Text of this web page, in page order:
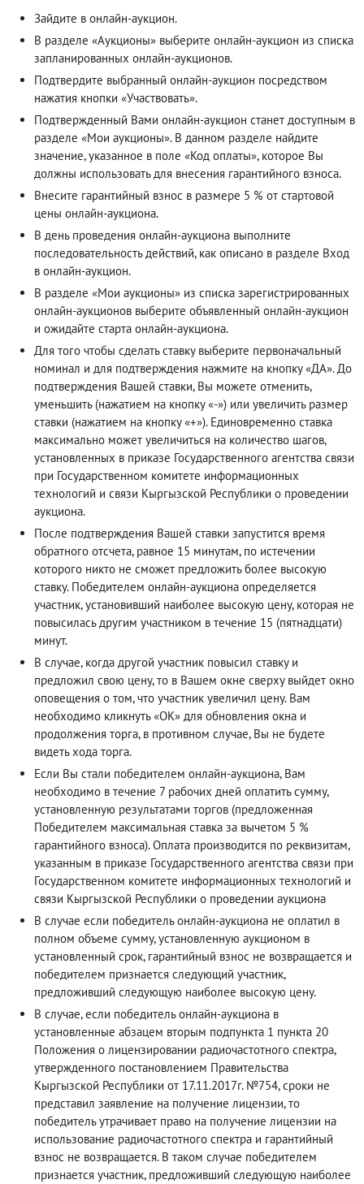
Зайдите в онлайн-аукцион.
В разделе «Аукционы» выберите онлайн-аукцион из списка
запланированных онлайн-аукционов.
Подтвердите выбранный онлайн-аукцион посредством
нажатия кнопки «Участвовать».
Подтвержденный Вами онлайн-аукцион станет доступным в
разделе «Мои аукционы». В данном разделе найдите
значение, указанное в поле «Код оплаты», которое Вы
должны использовать для внесения гарантийного взноса.
Внесите гарантийный взнос в размере 5 % от стартовой
цены онлайн-аукциона.
В день проведения онлайн-аукциона выполните
последовательность действий, как описано в разделе Вход
в онлайн-аукцион.
В разделе «Мои аукционы» из списка зарегистрированных
онлайн-аукционов выберите объявленный онлайн-аукцион
и ожидайте старта онлайн-аукциона.
Для того чтобы сделать ставку выберите первоначальный
номинал и для подтверждения нажмите на кнопку «ДА». До
подтверждения Вашей ставки, Вы можете отменить,
уменьшить (нажатием на кнопку «-») или увеличить размер
ставки (нажатием на кнопку «+»). Единовременно ставка
максимально может увеличиться на количество шагов,
установленных в приказе Государственного агентства связи
при Государственном комитете информационных
технологий и связи Кыргызской Республики о проведении
аукциона.
После подтверждения Вашей ставки запустится время
обратного отсчета, равное 15 минутам, по истечении
которого никто не сможет предложить более высокую
ставку. Победителем онлайн-аукциона определяется
участник, установивший наиболее высокую цену, которая не
повысилась другим участником в течение 15 (пятнадцати)
минут.
В случае, когда другой участник повысил ставку и
предложил свою цену, то в Вашем окне сверху выйдет окно
оповещения о том, что участник увеличил цену. Вам
необходимо кликнуть «ОК» для обновления окна и
продолжения торга, в противном случае, Вы не будете
видеть хода торга.
Если Вы стали победителем онлайн-аукциона, Вам
необходимо в течение 7 рабочих дней оплатить сумму,
установленную результатами торгов (предложенная
Победителем максимальная ставка за вычетом 5 %
гарантийного взноса). Оплата производится по реквизитам,
указанным в приказе Государственного агентства связи при
Государственном комитете информационных технологий и
связи Кыргызской Республики о проведении аукциона
В случае если победитель онлайн-аукциона не оплатил в
полном объеме сумму, установленную аукционом в
установленный срок, гарантийный взнос не возвращается и
победителем признается следующий участник,
предложивший следующую наиболее высокую цену.
В случае, если победитель онлайн-аукциона в
установленные абзацем вторым подпункта 1 пункта 20
Положения о лицензировании радиочастотного спектра,
утвержденного постановлением Правительства
Кыргызской Республики от 17.11.2017г. №754, сроки не
представил заявление на получение лицензии, то
победитель утрачивает право на получение лицензии на
использование радиочастотного спектра и гарантийный
взнос не возвращается. В таком случае победителем
признается участник, предложивший следующую наиболее